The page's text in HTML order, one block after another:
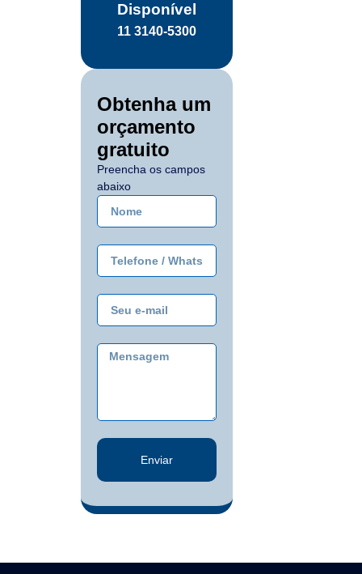
Disponível
11 3140-5300
Obtenha um
orçamento
gratuito
Preencha os campos
abaixo
Enviar